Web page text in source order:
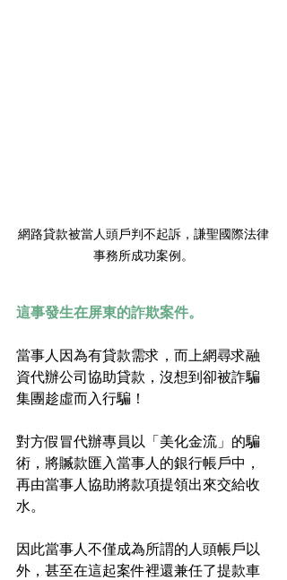
網路貸款被當人頭戶判不起訴，謙聖國際法律
事務所成功案例。
這事發生在屏東的詐欺案件。
當事人因為有貸款需求，而上網尋求融
資代辦公司協助貸款，沒想到卻被詐騙
集團趁虛而入行騙！
對方假冒代辦專員以「美化金流」的騙
術，將贓款匯入當事人的銀行帳戶中，
再由當事人協助將款項提領出來交給收
水。
因此當事人不僅成為所謂的人頭帳戶以
外，甚至在這起案件裡還兼任了提款車